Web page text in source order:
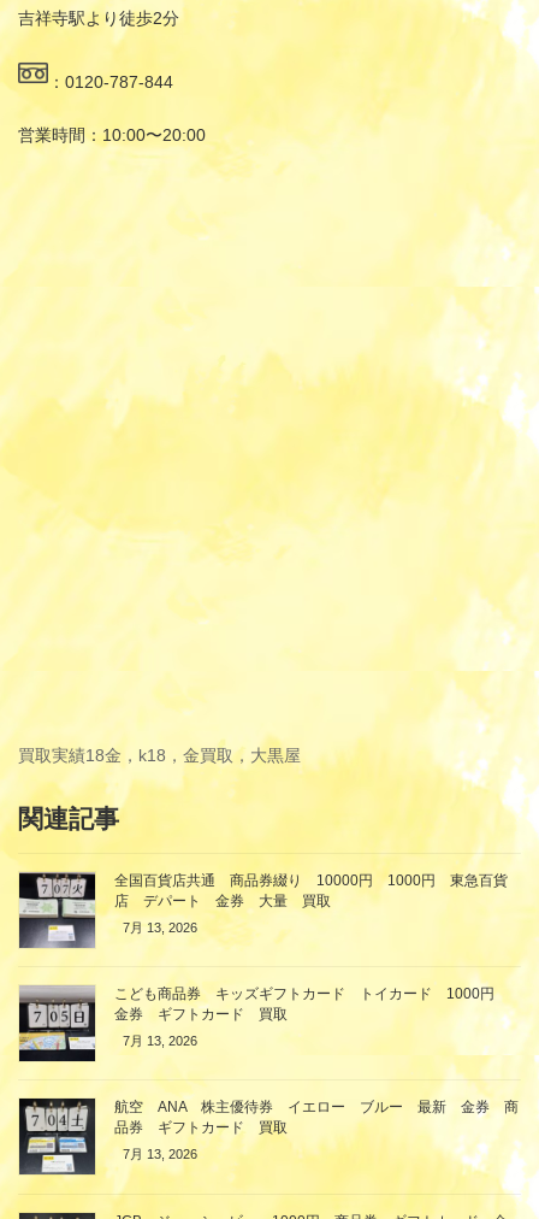
吉祥寺駅より徒歩2分
：0120-787-844
営業時間：10:00〜20:00
買取実績18金，k18，金買取，大黒屋
関連記事
全国百貨店共通 商品券綴り 10000円 1000円 東急百貨
店 デパート 金券 大量 買取
7月 13, 2026
こども商品券 キッズギフトカード トイカード 1000円
金券 ギフトカード 買取
7月 13, 2026
航空 ANA 株主優待券 イエロー ブルー 最新 金券 商
品券 ギフトカード 買取
7月 13, 2026